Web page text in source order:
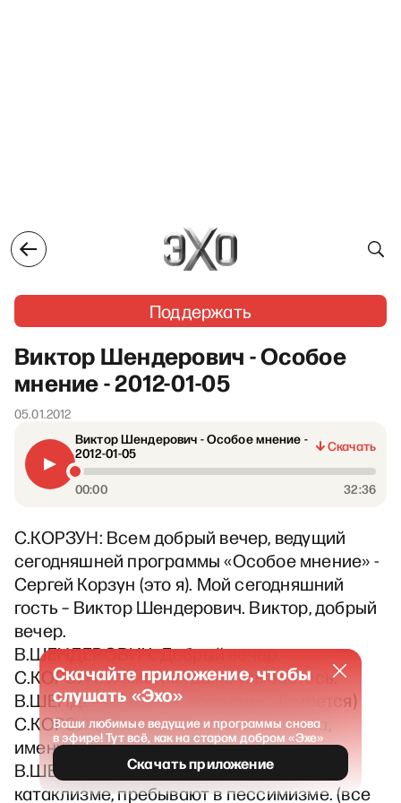
Поддержать
Виктор Шендерович - Особое
мнение - 2012-01-05
05.01.2012
Виктор Шендерович - Особое мнение -
2012-01-05
Скачать
00:00 32:36
С.КОРЗУН: Всем добрый вечер, ведущий
сегодняшней программы «Особое мнение» -
Сергей Корзун (это я). Мой сегодняшний
гость – Виктор Шендерович. Виктор, добрый
вечер.
В.ШЕНДЕРОВИЧ: Добрый вечер.
С.КОРЗУН: Я смотрю, даже улыбаетесь.
В.ШЕНДЕРОВИЧ: Ну, пока еще... (смеется)
С.КОРЗУН: Выжили после катаклизма,
именуемого «Новый год».
В.ШЕНДЕРОВИЧ: Все, кто выжил в
катаклизме, пребывают в пессимизме. (все
Скачайте приложение, чтобы
слушать «Эхо»
Ваши любимые ведущие и программы снова
в эфире! Тут всё, как на старом добром «Эхе»
Скачать приложение